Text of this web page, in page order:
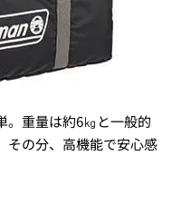
。重量は約6㎏と一般的
その分、高機能で安心感